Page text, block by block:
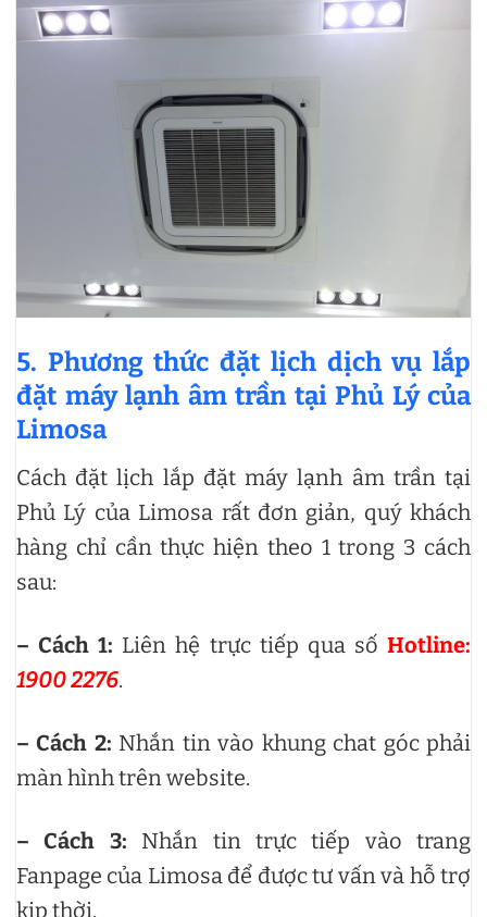
5. Phương thức đặt lịch dịch vụ lắp
đặt máy lạnh âm trần tại Phủ Lý của
Limosa
Cách đặt lịch lắp đặt máy lạnh âm trần tại
Phủ Lý của Limosa rất đơn giản, quý khách
hàng chỉ cần thực hiện theo 1 trong 3 cách
sau:
– Cách 1: Liên hệ trực tiếp qua sốHotline:
1900 2276.
– Cách 2: Nhắn tin vào khung chat góc phải
màn hình trên website.
– Cách 3: Nhắn tin trực tiếp vào trang
Fanpage của Limosa để được tư vấn và hỗ trợ
kịp thời.